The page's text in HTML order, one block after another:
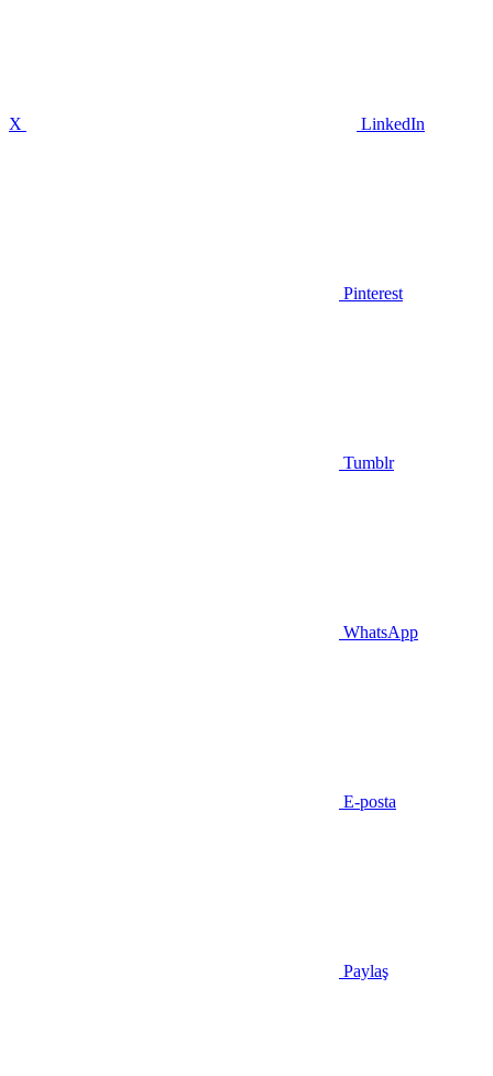
X LinkedIn
Pinterest
Tumblr
WhatsApp
E-posta
Paylaş